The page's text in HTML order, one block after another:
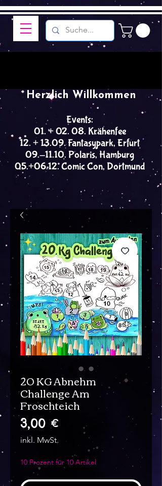
Events:
01. + 02. 08. Krähenfee
12. + 13.09. Fantasypark, Erfurt
09.-11.10. Polaris, Hamburg
05.+06.12. Comic Con, Dortmund
Herzlich Willkommen
20 KG Abnehm
Challenge Am
Froschteich
3,00 €Preis
inkl. MwSt.
10 Prozent für 10 Artikel